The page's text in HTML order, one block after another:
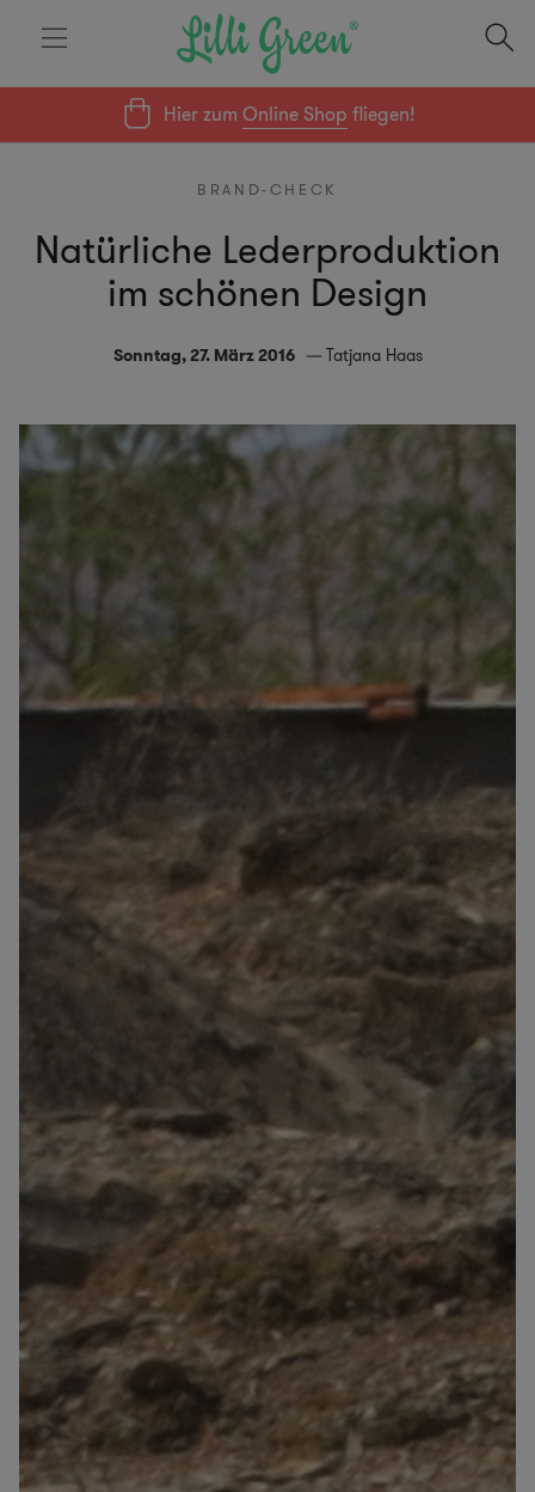
Hier zumOnline Shop fliegen!
BRAND-CHECK
Natürliche Lederproduktion
im schönen Design
Sonntag, 27. März 2016 Tatjana Haas